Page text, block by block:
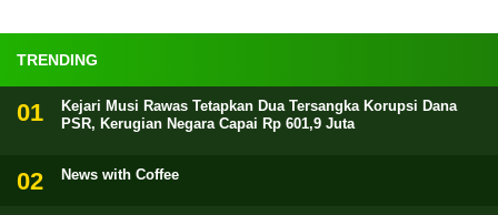
TRENDING
Kejari Musi Rawas Tetapkan Dua Tersangka Korupsi Dana
PSR, Kerugian Negara Capai Rp 601,9 Juta
News with Coffee